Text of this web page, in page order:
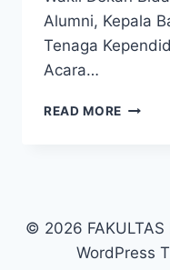
Alumni, Kepala
Tenaga
Acara…
READ MORE FAMILY
DAN
© 2026 FAKULTAS
WordPress